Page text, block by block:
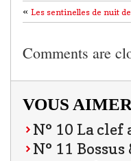
« Les sentinelles de nuit
Comments are
VOUS
N° 10 La clef
N° 11